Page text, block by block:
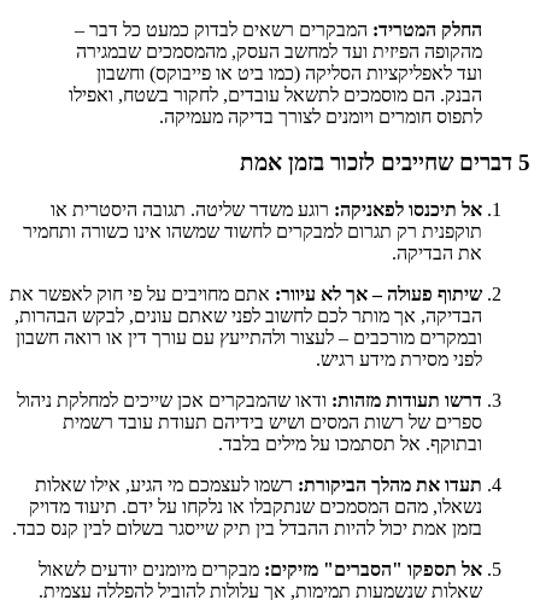
החלק המטריד: המבקרים רשאים לבדוק כמעט כל דבר –
מהקופה הפיזית ועד למחשב העסק, מהמסמכים שבמגירה
ועד לאפליקציות הסליקה (כמו ביט או פייבוקס) וחשבון
הבנק. הם מוסמכים לתשאל עובדים, לחקור בשטח, ואפילו
לתפוס חומרים ויומנים לצורך בדיקה מעמיקה.
5 דברים שחייבים לזכור בזמן אמת
אל תיכנסו לפאניקה: רוגע משדר שליטה. תגובה היסטרית או
תוקפנית רק תגרום למבקרים לחשוד שמשהו אינו כשורה ותחמיר
את הבדיקה.
שיתוף פעולה – אך לא עיוור: אתם מחויבים על פי חוק לאפשר את
הבדיקה, אך מותר לכם לחשוב לפני שאתם עונים, לבקש הבהרות,
ובמקרים מורכבים – לעצור ולהתייעץ עם עורך דין או רואה חשבון
לפני מסירת מידע רגיש.
דרשו תעודות מזהות: ודאו שהמבקרים אכן שייכים למחלקת ניהול
ספרים של רשות המסים ושיש בידיהם תעודת עובד רשמית
ובתוקף. אל תסתמכו על מילים בלבד.
תעדו את מהלך הביקורת: רשמו לעצמכם מי הגיע, אילו שאלות
נשאלו, מהם המסמכים שנתקבלו או נלקחו על ידם. תיעוד מדויק
בזמן אמת יכול להיות ההבדל בין תיק שייסגר בשלום לבין קנס כבד.
אל תספקו "הסברים" מזיקים: מבקרים מיומנים יודעים לשאול
שאלות שנשמעות תמימות, אך עלולות להוביל להפללה עצמית.